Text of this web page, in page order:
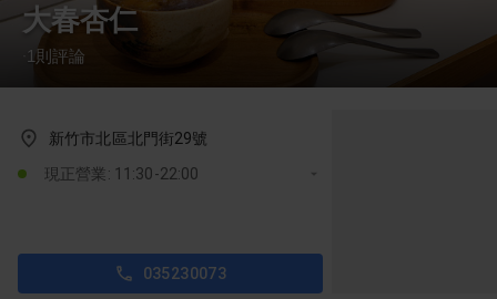
大春杏仁
1則評論
新竹市北區北門街29號
現正營業: 11:30-22:00
035230073